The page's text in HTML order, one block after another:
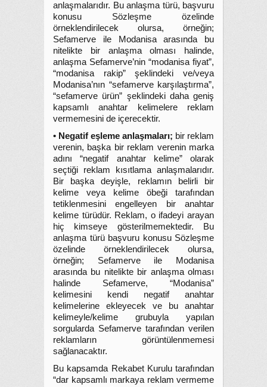
anlaşmalarıdır. Bu anlaşma türü, başvuru
konusu Sözleşme özelinde
örneklendirilecek olursa, örneğin;
Sefamerve ile Modanisa arasında bu
nitelikte bir anlaşma olması halinde,
anlaşma Sefamerve’nin “modanisa fiyat”,
“modanisa rakip” şeklindeki ve/veya
Modanisa’nın “sefamerve karşılaştırma”,
“sefamerve ürün” şeklindeki daha geniş
kapsamlı anahtar kelimelere reklam
vermemesini de içerecektir.
• Negatif eşleme anlaşmaları; bir reklam
verenin, başka bir reklam verenin marka
adını “negatif anahtar kelime” olarak
seçtiği reklam kısıtlama anlaşmalarıdır.
Bir başka deyişle, reklamın belirli bir
kelime veya kelime öbeği tarafından
tetiklenmesini engelleyen bir anahtar
kelime türüdür. Reklam, o ifadeyi arayan
hiç kimseye gösterilmemektedir. Bu
anlaşma türü başvuru konusu Sözleşme
özelinde örneklendirilecek olursa,
örneğin; Sefamerve ile Modanisa
arasında bu nitelikte bir anlaşma olması
halinde Sefamerve, “Modanisa”
kelimesini kendi negatif anahtar
kelimelerine ekleyecek ve bu anahtar
kelimeyle/kelime grubuyla yapılan
sorgularda Sefamerve tarafından verilen
reklamların görüntülenmemesi
sağlanacaktır.
Bu kapsamda Rekabet Kurulu tarafından
“dar kapsamlı markaya reklam vermeme